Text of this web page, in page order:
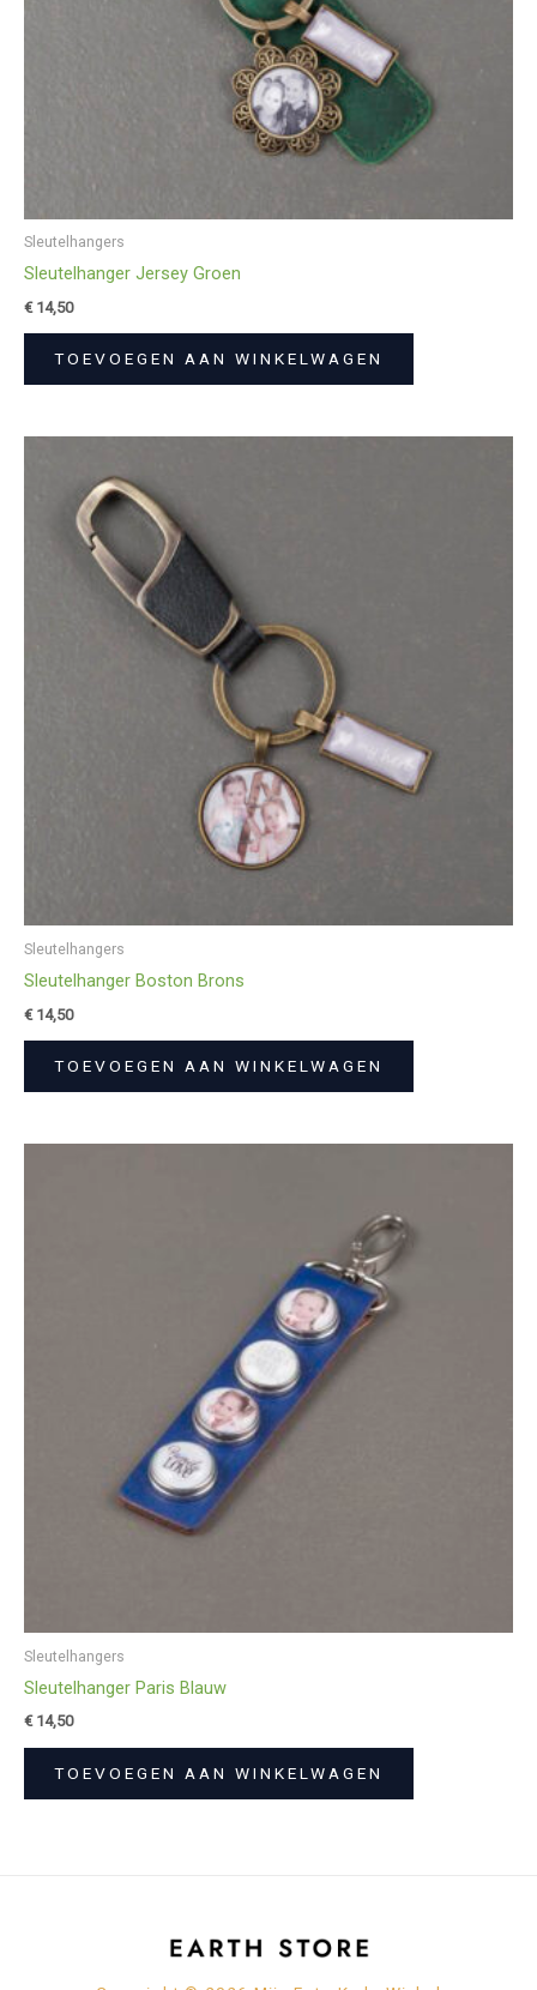
Sleutelhangers
Sleutelhanger Jersey Groen
€14,50
TOEVOEGEN AAN WINKELWAGEN
Sleutelhangers
Sleutelhanger Boston Brons
€14,50
TOEVOEGEN AAN WINKELWAGEN
Sleutelhangers
Sleutelhanger Paris Blauw
€14,50
TOEVOEGEN AAN WINKELWAGEN